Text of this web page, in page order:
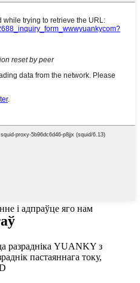
і адпраўце яго нам